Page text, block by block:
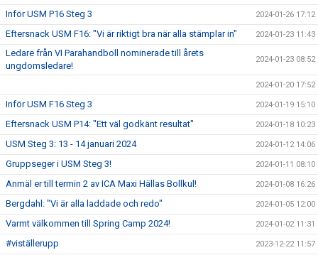
Inför USM P16 Steg 3 2024-01-26 17:12
Eftersnack USM F16: "Vi är riktigt bra när alla stämplar in" 2024-01-23 11:43
Ledare från VI Parahandboll nominerade till årets
ungdomsledare!
2024-01-23 08:52
2024-01-20 17:52
Inför USM F16 Steg 3 2024-01-19 15:10
Eftersnack USM P14: "Ett väl godkänt resultat" 2024-01-18 10:23
USM Steg 3: 13 - 14 januari 2024 2024-01-12 14:06
Gruppseger i USM Steg 3! 2024-01-11 08:10
Anmäl er till termin 2 av ICA Maxi Hällas Bollkul! 2024-01-08 16:26
Bergdahl: "Vi är alla laddade och redo" 2024-01-05 12:00
Varmt välkommen till Spring Camp 2024! 2024-01-02 11:31
#viställerupp 2023-12-22 11:57